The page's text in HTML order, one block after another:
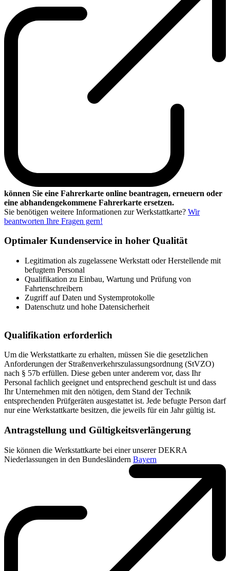
können Sie eine Fahrerkarte online beantragen, erneuern oder
eine abhandengekommene Fahrerkarte ersetzen.
Sie benötigen weitere Informationen zur Werkstattkarte? Wir
beantworten Ihre Fragen gern!
Optimaler Kundenservice in hoher Qualität
Legitimation als zugelassene Werkstatt oder Herstellende mit
befugtem Personal
Qualifikation zu Einbau, Wartung und Prüfung von
Fahrtenschreibern
Zugriff auf Daten und Systemprotokolle
Datenschutz und hohe Datensicherheit
Qualifikation erforderlich
Um die Werkstattkarte zu erhalten, müssen Sie die gesetzlichen
Anforderungen der Straßenverkehrszulassungsordnung (StVZO)
nach § 57b erfüllen. Diese geben unter anderem vor, dass Ihr
Personal fachlich geeignet und entsprechend geschult ist und dass
Ihr Unternehmen mit den nötigen, dem Stand der Technik
entsprechenden Prüfgeräten ausgestattet ist. Jede befugte Person darf
nur eine Werkstattkarte besitzen, die jeweils für ein Jahr gültig ist.
Antragstellung und Gültigkeitsverlängerung
Sie können die Werkstattkarte bei einer unserer DEKRA
Niederlassungen in den Bundesländern Bayern